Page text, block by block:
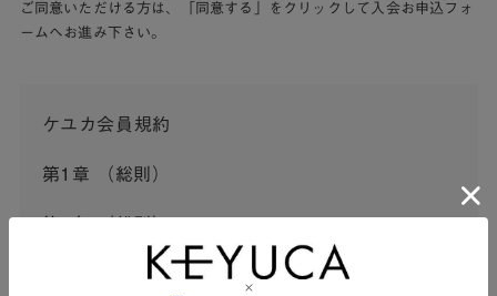
ご同意いただける方は、「同意する」をクリックして入会お申込フォ
ームへお進み下さい。
ケユカ会員規約
第1章 （総則）
この会員規約（以下「本規約」といいます。）は、河淳株
式会社ケユカ事業部（以下「弊社」といいます。）が提供